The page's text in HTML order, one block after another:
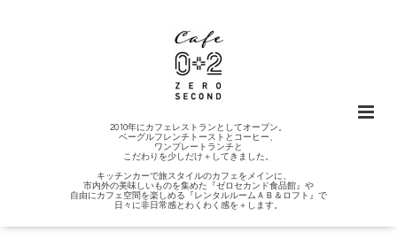
2010年にカフェレストランとしてオープン。
ベーグルフレンチトーストとコーヒー、
ワンプレートランチと
こだわりを少しだけ＋してきました。
キッチンカーで旅スタイルのカフェをメインに、
市内外の美味しいものを集めた『ゼロセカンド食品館』や
自由にカフェ空間を楽しめる『レンタルルームＡＢ＆ロフト』で
日々に非日常感とわくわく感を＋します。